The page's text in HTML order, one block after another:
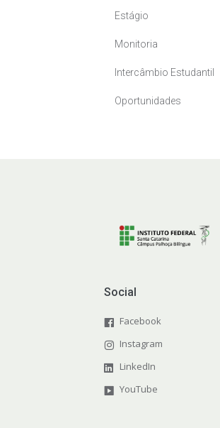
Estágio
Monitoria
Intercâmbio Estudantil
Oportunidades
Social
Facebook
Instagram
LinkedIn
YouTube